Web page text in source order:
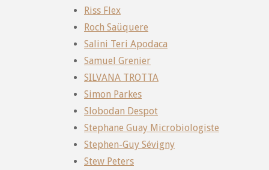
Riss Flex
Roch Saüquere
Salini Teri Apodaca
Samuel Grenier
SILVANA TROTTA
Simon Parkes
Slobodan Despot
Stephane Guay Microbiologiste
Stephen-Guy Sévigny
Stew Peters